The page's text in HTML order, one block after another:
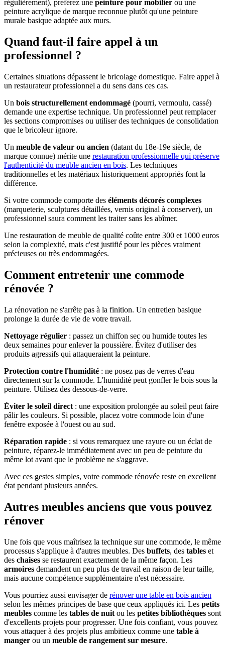
régulièrement), préférez une peinture pour mobilier ou une
peinture acrylique de marque reconnue plutôt qu'une peinture
murale basique adaptée aux murs.
Quand faut-il faire appel à un
professionnel ?
Certaines situations dépassent le bricolage domestique. Faire appel à
un restaurateur professionnel a du sens dans ces cas.
Un bois structurellement endommagé (pourri, vermoulu, cassé)
demande une expertise technique. Un professionnel peut remplacer
les sections compromises ou utiliser des techniques de consolidation
que le bricoleur ignore.
Un meuble de valeur ou ancien (datant du 18e-19e siècle, de
marque connue) mérite une restauration professionnelle qui préserve
l'authenticité du meuble ancien en bois. Les techniques
traditionnelles et les matériaux historiquement appropriés font la
différence.
Si votre commode comporte des éléments décorés complexes
(marqueterie, sculptures détaillées, vernis original à conserver), un
professionnel saura comment les traiter sans les abîmer.
Une restauration de meuble de qualité coûte entre 300 et 1000 euros
selon la complexité, mais c'est justifié pour les pièces vraiment
précieuses ou très endommagées.
Comment entretenir une commode
rénovée ?
La rénovation ne s'arrête pas à la finition. Un entretien basique
prolonge la durée de vie de votre travail.
Nettoyage régulier : passez un chiffon sec ou humide toutes les
deux semaines pour enlever la poussière. Évitez d'utiliser des
produits agressifs qui attaqueraient la peinture.
Protection contre l'humidité : ne posez pas de verres d'eau
directement sur la commode. L'humidité peut gonfler le bois sous la
peinture. Utilisez des dessous-de-verre.
Éviter le soleil direct : une exposition prolongée au soleil peut faire
pâlir les couleurs. Si possible, placez votre commode loin d'une
fenêtre exposée à l'ouest ou au sud.
Réparation rapide : si vous remarquez une rayure ou un éclat de
peinture, réparez-le immédiatement avec un peu de peinture du
même lot avant que le problème ne s'aggrave.
Avec ces gestes simples, votre commode rénovée reste en excellent
état pendant plusieurs années.
Autres meubles anciens que vous pouvez
rénover
Une fois que vous maîtrisez la technique sur une commode, le même
processus s'applique à d'autres meubles. Des buffets, des tables et
des chaises se restaurent exactement de la même façon. Les
armoires demandent un peu plus de travail en raison de leur taille,
mais aucune compétence supplémentaire n'est nécessaire.
Vous pourriez aussi envisager de rénover une table en bois ancien
selon les mêmes principes de base que ceux appliqués ici. Les petits
meubles comme les tables de nuit ou les petites bibliothèques sont
d'excellents projets pour progresser. Une fois confiant, vous pouvez
vous attaquer à des projets plus ambitieux comme une table à
manger ou un meuble de rangement sur mesure.